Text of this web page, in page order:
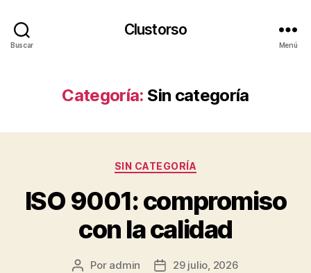
Buscar
Clustorso
Menú
Categoría: Sin categoría
Categorías
SIN CATEGORÍA
ISO 9001: compromiso
con la calidad
Autor
Por admin
Fecha29 julio, 2026